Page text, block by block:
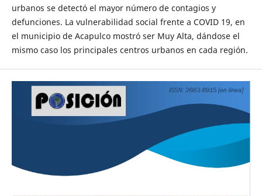
urbanos se detectó el mayor número de contagios y
defunciones. La vulnerabilidad social frente a COVID 19, en
el municipio de Acapulco mostró ser Muy Alta, dándose el
mismo caso los principales centros urbanos en cada región.